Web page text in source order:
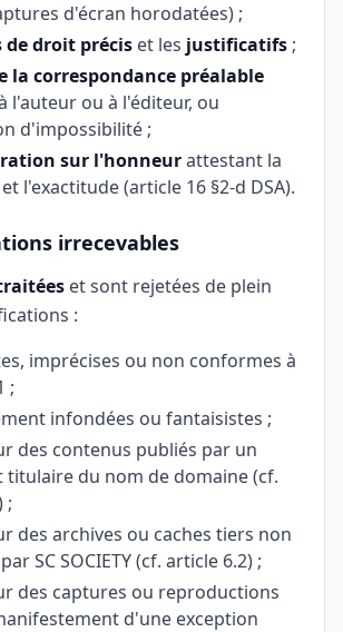
d'écran horodatées) ;
droit précis et les justificatifs ;
la correspondance préalable
l'auteur ou à l'éditeur, ou
d'impossibilité ;
sur l'honneurattestant la
l'exactitude (article 16 §2-d DSA).
irrecevables
et sont rejetées de plein
:
imprécises ou non conformes à
;
infondées ou fantaisistes ;
des contenus publiés par un
titulaire du nom de domaine (cf.
;
des archives ou caches tiers non
SC SOCIETY (cf. article 6.2) ;
des captures ou reproductions
d'une exception